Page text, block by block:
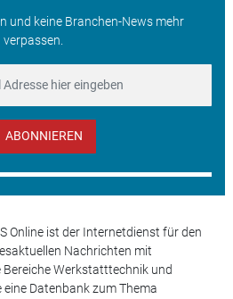
und keine Branchen-News mehr
verpassen.
ABONNIEREN
Online ist der Internetdienst für den
Nachrichten mit
Werkstatttechnik und
Datenbank zum Thema